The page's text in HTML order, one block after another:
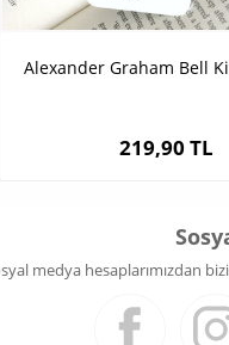
Alexander Graham Bell
219,90 TL
medya hesaplarımızdan